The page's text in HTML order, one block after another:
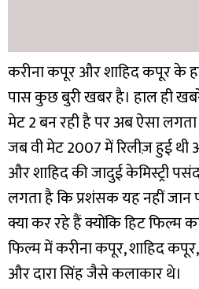
करीना कपूर और शाहिद कपूर के
पास कुछ बुरी खबर है। हाल ही
मेट 2 बन रही है पर अब ऐसा
जब वी मेट 2007 में रिलीज़ हुई थी
और शाहिद की जादुई केमिस्ट्री
लगता है कि प्रशंसक यह नहीं
क्या कर रहे हैं क्योंकि हिट फिल्म
फिल्म में करीना कपूर, शाहिद
और दारा सिंह जैसे कलाकार थे।